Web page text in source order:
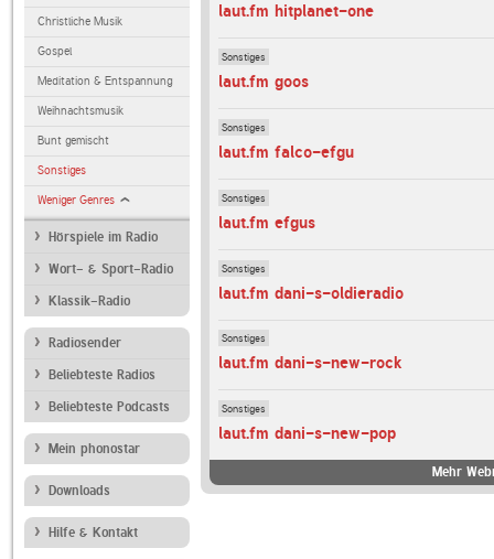
Christliche Musik
Gospel
Meditation & Entspannung
Weihnachtsmusik
Bunt gemischt
Sonstiges
Weniger Genres
Hörspiele im Radio
Wort- & Sport-Radio
Klassik-Radio
Radiosender
Beliebteste Radios
Beliebteste Podcasts
Mein phonostar
Downloads
Hilfe & Kontakt
laut.fm hitplanet-one
Sonstiges
laut.fm goos
Sonstiges
laut.fm falco-efgu
Sonstiges
laut.fm efgus
Sonstiges
laut.fm dani-s-oldieradio
Sonstiges
laut.fm dani-s-new-rock
Sonstiges
laut.fm dani-s-new-pop
Mehr